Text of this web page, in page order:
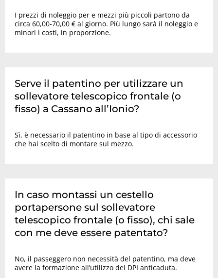
I prezzi di noleggio per e mezzi più piccoli partono da
circa 60,00-70,00 € al giorno. Più lungo sarà il noleggio e
minori i costi, in proporzione.
Serve il patentino per utilizzare un
sollevatore telescopico frontale (o
fisso) a Cassano all’Ionio?
Sì, è necessario il patentino in base al tipo di accessorio
che hai scelto di montare sul mezzo.
In caso montassi un cestello
portapersone sul sollevatore
telescopico frontale (o fisso), chi sale
con me deve essere patentato?
No, il passeggero non necessità del patentino, ma deve
avere la formazione all’utilizzo del DPI anticaduta.